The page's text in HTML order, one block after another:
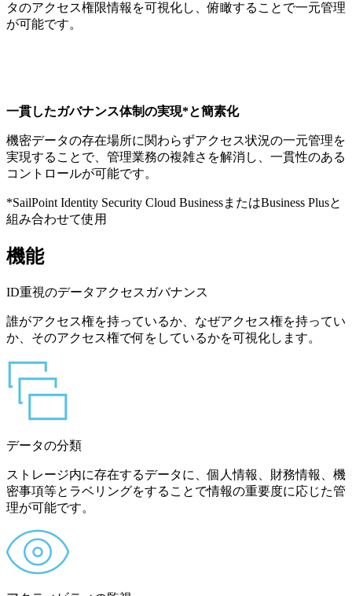
タのアクセス権限情報を可視化し、俯瞰することで一元管理
が可能です。
一貫したガバナンス体制の実現*と簡素化
機密データの存在場所に関わらずアクセス状況の一元管理を
実現することで、管理業務の複雑さを解消し、一貫性のある
コントロールが可能です。
*SailPoint Identity Security Cloud BusinessまたはBusiness Plusと
組み合わせて使用
機能
ID重視のデータアクセスガバナンス
誰がアクセス権を持っているか、なぜアクセス権を持ってい
か、そのアクセス権で何をしているかを可視化します。
データの分類
ストレージ内に存在するデータに、個人情報、財務情報、機
密事項等とラベリングをすることで情報の重要度に応じた管
理が可能です。